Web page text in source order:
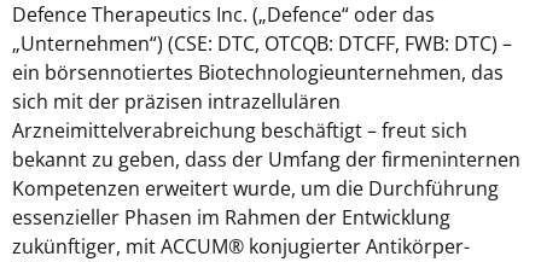
Defence Therapeutics Inc. („Defence“ oder das
„Unternehmen“) (CSE: DTC, OTCQB: DTCFF, FWB: DTC) –
ein börsennotiertes Biotechnologieunternehmen, das
sich mit der präzisen intrazellulären
Arzneimittelverabreichung beschäftigt – freut sich
bekannt zu geben, dass der Umfang der firmeninternen
Kompetenzen erweitert wurde, um die Durchführung
essenzieller Phasen im Rahmen der Entwicklung
zukünftiger, mit ACCUM® konjugierter Antikörper-